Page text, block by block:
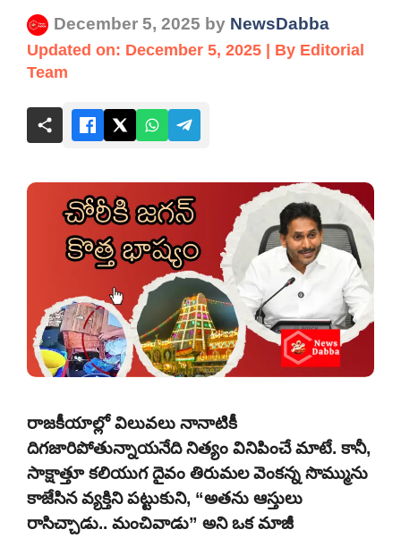
December 5, 2025 by NewsDabba
Updated on: December 5, 2025 | By Editorial
Team
రాజకీయాల్లో విలువలు నానాటికీ
దిగజారిపోతున్నాయనేది నిత్యం వినిపించే మాటే. కానీ,
సాక్షాత్తూ కలియుగ దైవం తిరుమల వెంకన్న సొమ్మును
కాజేసిన వ్యక్తిని పట్టుకుని, “అతను ఆస్తులు
రాసిచ్చాడు.. మంచివాడు” అని ఒక మాజీ